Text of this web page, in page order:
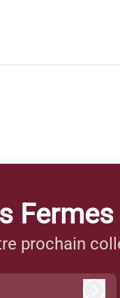
Fermes
prochain